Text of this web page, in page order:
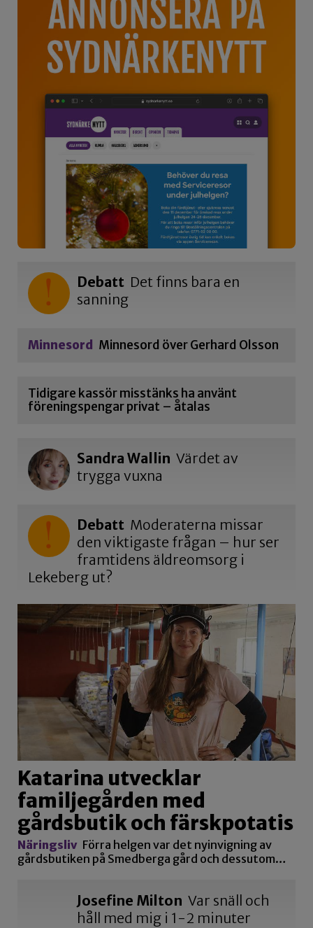
Debatt Det finns bara en
sanning
Minnesord Minnesord över Gerhard Olsson
Tidigare kassör misstänks ha använt
föreningspengar privat – åtalas
Sandra Wallin Värdet av
trygga vuxna
Debatt Moderaterna missar
den viktigaste frågan – hur ser
framtidens äldreomsorg i
Lekeberg ut?
Katarina utvecklar
familjegården med
gårdsbutik och färskpotatis
Näringsliv Förra helgen var det nyinvigning av
gårdsbutiken på Smedberga gård och dessutom…
Josefine Milton Var snäll och
håll med mig i 1-2 minuter